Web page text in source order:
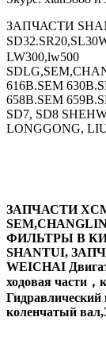
ЗАПЧАСТИ
LW300,lw500
616B.SEM
658B.SEM
SD7, SD8
LONGGONG,
ЗАПЧАСТИ
ФИЛЬТРЫ В
SHANTUI,
WEICHAI
ходовая части
Гидравлический
коленчатый